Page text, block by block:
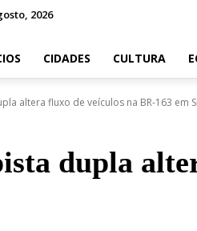
2026
CIDADES CULTURA
altera fluxo de veículos na BR-163 em
dupla